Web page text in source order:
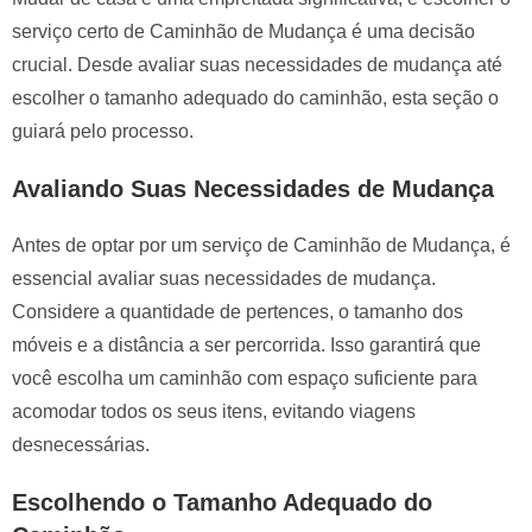
l
e
f
t
l
n
k
serviço certo de Caminhão de Mudança é uma decisão
crucial. Desde avaliar suas necessidades de mudança até
escolher o tamanho adequado do caminhão, esta seção o
guiará pelo processo.
Avaliando Suas Necessidades de Mudança
Antes de optar por um serviço de Caminhão de Mudança, é
essencial avaliar suas necessidades de mudança.
Considere a quantidade de pertences, o tamanho dos
móveis e a distância a ser percorrida. Isso garantirá que
você escolha um caminhão com espaço suficiente para
acomodar todos os seus itens, evitando viagens
desnecessárias.
Escolhendo o Tamanho Adequado do